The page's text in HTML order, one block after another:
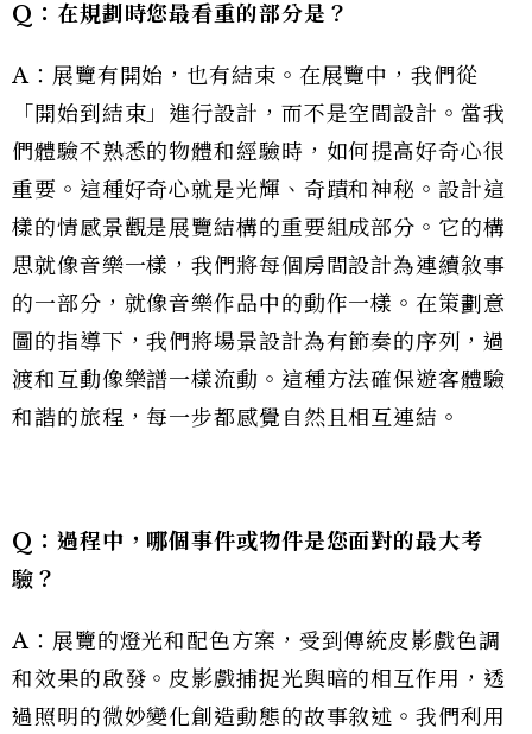
Q：在規劃時您最看重的部分是？
A：展覽有開始，也有結束。在展覽中，我們從
「開始到結束」進行設計，而不是空間設計。當我
們體驗不熟悉的物體和經驗時，如何提高好奇心很
重要。這種好奇心就是光輝、奇蹟和神秘。設計這
樣的情感景觀是展覽結構的重要組成部分。它的構
思就像音樂一樣，我們將每個房間設計為連續敘事
的一部分，就像音樂作品中的動作一樣。在策劃意
圖的指導下，我們將場景設計為有節奏的序列，過
渡和互動像樂譜一樣流動。這種方法確保遊客體驗
和諧的旅程，每一步都感覺自然且相互連結。
Q：過程中，哪個事件或物件是您面對的最大考
驗？
A：展覽的燈光和配色方案，受到傳統皮影戲色調
和效果的啟發。皮影戲捕捉光與暗的相互作用，透
過照明的微妙變化創造動態的故事敘述。我們利用